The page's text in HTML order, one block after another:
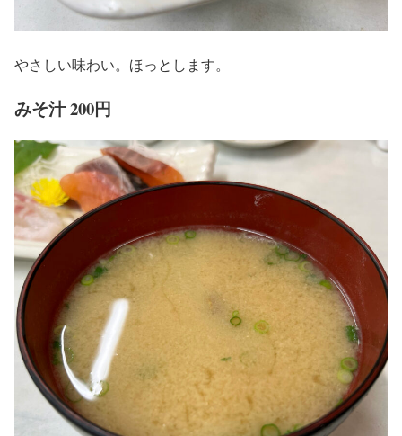
やさしい味わい。ほっとします。
みそ汁 200円